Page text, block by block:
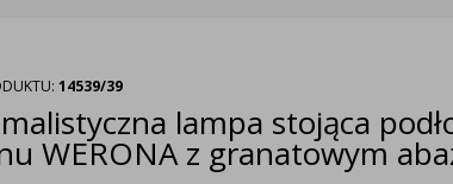
14539/39
lampa stojąca
WERONA z granatowym